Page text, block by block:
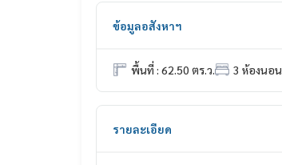
ข้อมูลอสังหาฯ
พื้นที่ : 62.50 ตร.ว. 3 ห้องนอน
รายละเอียด